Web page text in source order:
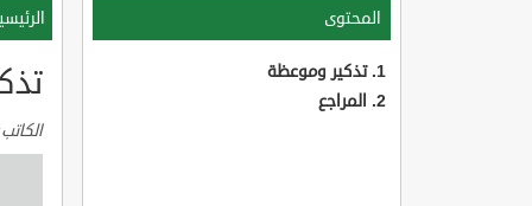
المحتوى
تذكير وموعظة
المراجع